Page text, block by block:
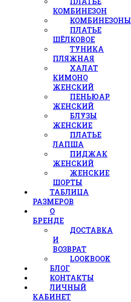
КОМБИНЕЗОН
КОМБИНЕЗОНЫ
ПЛАТЬЕ
ШЁЛКОВОЕ
ТУНИКА
ПЛЯЖНАЯ
ХАЛАТ
КИМОНО
ЖЕНСКИЙ
ПЕНЬЮАР
ЖЕНСКИЙ
БЛУЗЫ
ЖЕНСКИЕ
ПЛАТЬЕ
ЛАПША
ПИДЖАК
ЖЕНСКИЙ
ЖЕНСКИЕ
ШОРТЫ
ТАБЛИЦА
РАЗМЕРОВ
О
БРЕНДЕ
ДОСТАВКА
И
ВОЗВРАТ
LOOKBOOK
БЛОГ
КОНТАКТЫ
ЛИЧНЫЙ
КАБИНЕТ